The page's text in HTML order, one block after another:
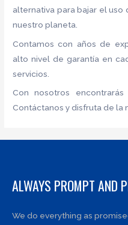
alternativa para bajar el uso
nuestro planeta.
Contamos con años de
alto nivel de garantía en
servicios.
Con nosotros
Contáctanos y disfruta de la
ALWAYS PROMPT AND
We do everything as